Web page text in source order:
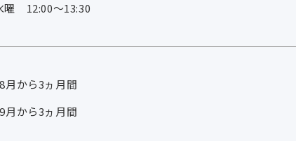
曜 12:00～13:30
月から3ヵ月間
月から3ヵ月間